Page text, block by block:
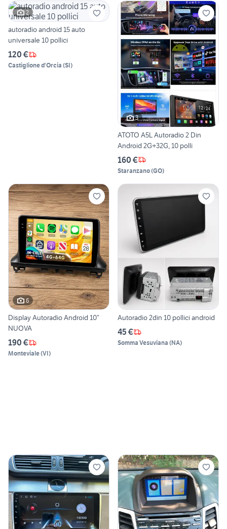
2
autoradio android 15 auto
universale 10 pollici
120 €
Castiglione d'Orcia (SI)
3
ATOTO A5L Autoradio 2 Din
Android 2G+32G, 10 polli
160 €
Staranzano(GO)
6
Display Autoradio Android 10”
NUOVA
190 €
Monteviale(VI)
Autoradio 2din 10 pollici android
45 €
Somma Vesuviana (NA)